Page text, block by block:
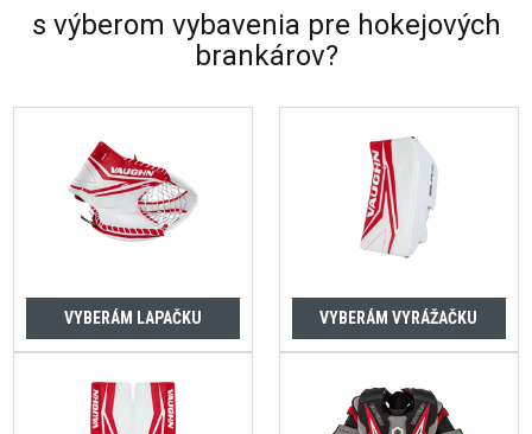
s výberom vybavenia pre hokejových
brankárov?
VYBERÁM LAPAČKU VYBERÁM VYRÁŽAČKU